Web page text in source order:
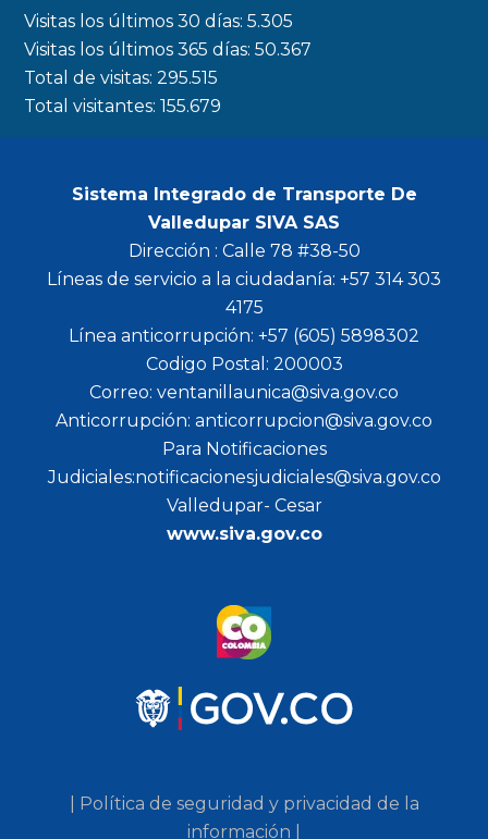
k
a
m
Visitas los últimos 30 días:5.305
Visitas los últimos 365 días:50.367
Total de visitas:295.515
Total visitantes:155.679
Sistema Integrado de Transporte De
Valledupar SIVA SAS
Dirección : Calle 78 #38-50
Líneas de servicio a la ciudadanía: +57 314 303
4175
Línea anticorrupción: +57 (605) 5898302
Codigo Postal: 200003
Correo: ventanillaunica@siva.gov.co
Anticorrupción: anticorrupcion@siva.gov.co
Para Notificaciones
Judiciales:notificacionesjudiciales@siva.gov.co
Valledupar- Cesar
www.siva.gov.co
| Política de seguridad y privacidad de la
información |